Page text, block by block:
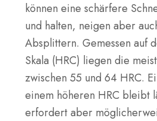
können eine schärfere
und halten, neigen aber
Absplittern. Gemessen auf
Skala (HRC) liegen die
zwischen 55 und 64 HRC.
einem höheren HRC bleibt
erfordert aber